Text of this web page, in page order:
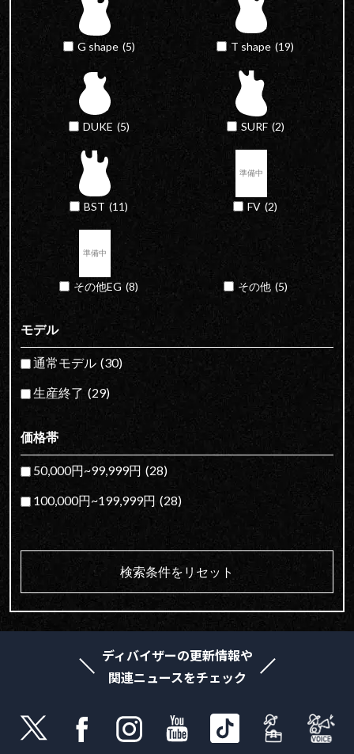
G shape (5) T shape (19)
DUKE (5) SURF (2)
BST (11) FV (2)
その他EG (8) その他 (5)
モデル
通常モデル (30)
生産終了 (29)
価格帯
50,000円~99,999円 (28)
100,000円~199,999円 (28)
検索条件をリセット
ディバイザーの更新情報や
関連ニュースをチェック